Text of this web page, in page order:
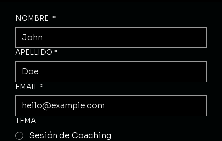
NOMBRE *
APELLIDO *
EMAIL *
TEMA:
Sesión de Coaching